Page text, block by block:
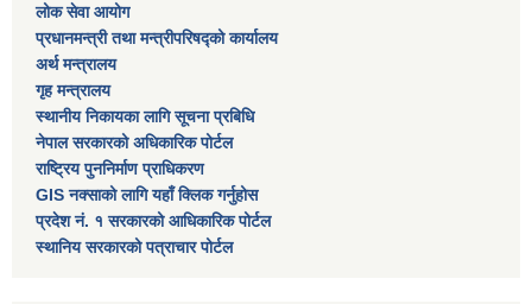
लोक सेवा आयोग
प्रधानमन्त्री तथा मन्त्रीपरिषद्को कार्यालय
अर्थ मन्त्रालय
गृह मन्त्रालय
स्थानीय निकायका लागि सूचना प्रबिधि
नेपाल सरकारको अधिकारिक पोर्टल
राष्ट्रिय पुननिर्माण प्राधिकरण
GIS नक्साको लागि यहाँ क्लिक गर्नुहोस
प्रदेश नं. १ सरकारको आधिकारिक पोर्टल
स्थानिय सरकारको पत्राचार पोर्टल